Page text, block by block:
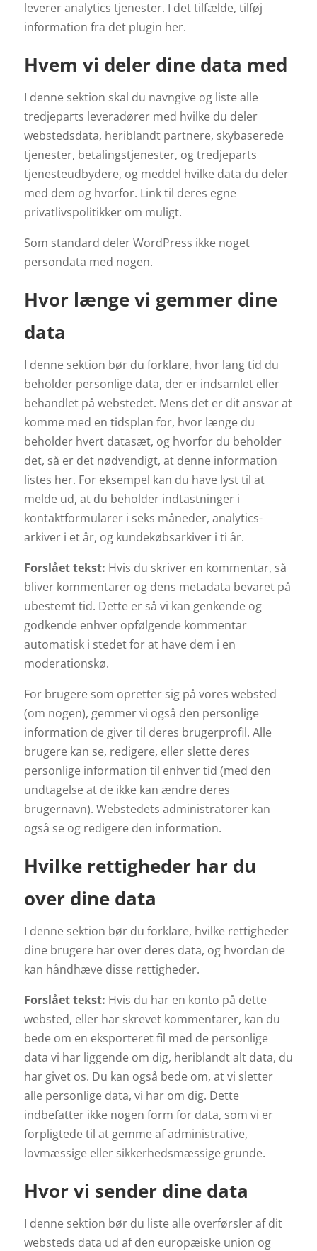
leverer analytics tjenester. I det tilfælde, tilføj
information fra det plugin her.
Hvem vi deler dine data med
I denne sektion skal du navngive og liste alle
tredjeparts leveradører med hvilke du deler
webstedsdata, heriblandt partnere, skybaserede
tjenester, betalingstjenester, og tredjeparts
tjenesteudbydere, og meddel hvilke data du deler
med dem og hvorfor. Link til deres egne
privatlivspolitikker om muligt.
Som standard deler WordPress ikke noget
persondata med nogen.
Hvor længe vi gemmer dine
data
I denne sektion bør du forklare, hvor lang tid du
beholder personlige data, der er indsamlet eller
behandlet på webstedet. Mens det er dit ansvar at
komme med en tidsplan for, hvor længe du
beholder hvert datasæt, og hvorfor du beholder
det, så er det nødvendigt, at denne information
listes her. For eksempel kan du have lyst til at
melde ud, at du beholder indtastninger i
kontaktformularer i seks måneder, analytics-
arkiver i et år, og kundekøbsarkiver i ti år.
Forslået tekst: Hvis du skriver en kommentar, så
bliver kommentarer og dens metadata bevaret på
ubestemt tid. Dette er så vi kan genkende og
godkende enhver opfølgende kommentar
automatisk i stedet for at have dem i en
moderationskø.
For brugere som opretter sig på vores websted
(om nogen), gemmer vi også den personlige
information de giver til deres brugerprofil. Alle
brugere kan se, redigere, eller slette deres
personlige information til enhver tid (med den
undtagelse at de ikke kan ændre deres
brugernavn). Webstedets administratorer kan
også se og redigere den information.
Hvilke rettigheder har du
over dine data
I denne sektion bør du forklare, hvilke rettigheder
dine brugere har over deres data, og hvordan de
kan håndhæve disse rettigheder.
Forslået tekst: Hvis du har en konto på dette
websted, eller har skrevet kommentarer, kan du
bede om en eksporteret fil med de personlige
data vi har liggende om dig, heriblandt alt data, du
har givet os. Du kan også bede om, at vi sletter
alle personlige data, vi har om dig. Dette
indbefatter ikke nogen form for data, som vi er
forpligtede til at gemme af administrative,
lovmæssige eller sikkerhedsmæssige grunde.
Hvor vi sender dine data
I denne sektion bør du liste alle overførsler af dit
websteds data ud af den europæiske union og